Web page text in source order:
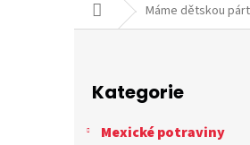
Domů Máme dětskou
kategorie
Kategorie
Mexické potraviny